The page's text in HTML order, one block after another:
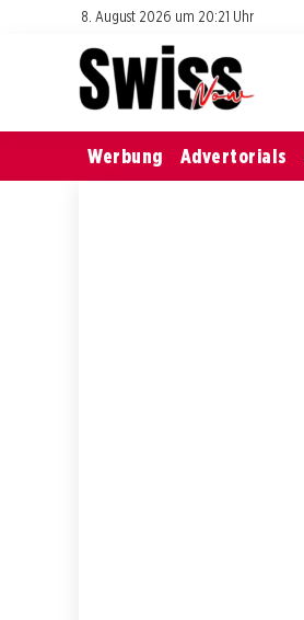
8. August 2026 um 20:21 Uhr
Werbung Advertorials